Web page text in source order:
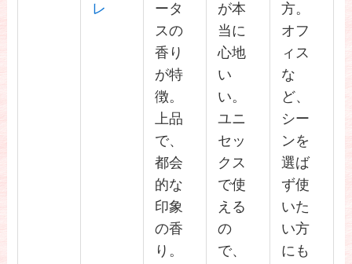
レ
ータ
スの
香り
が特
徴。
上品
で、
都会
的な
印象
の香
り。
が本
当に
心地
い
い。
ユニ
セッ
クス
で使
える
の
で、
方。
オフ
ィス
な
ど、
シー
ンを
選ば
ず使
いた
い方
にも